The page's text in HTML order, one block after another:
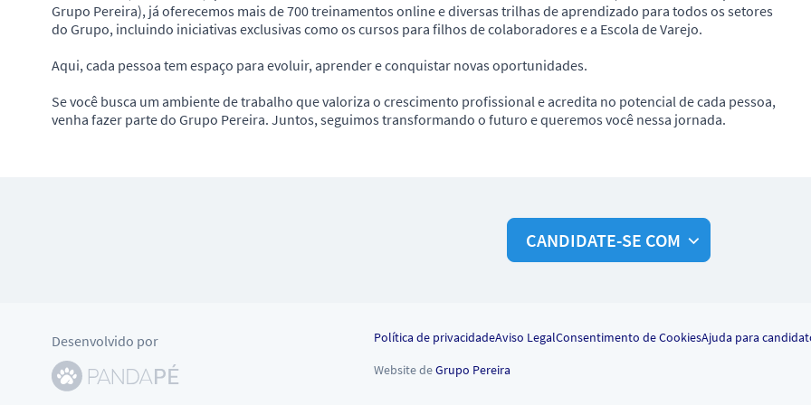
Grupo Pereira), já oferecemos mais de 700 treinamentos online e diversas trilhas de aprendizado para todos os setores
do Grupo, incluindo iniciativas exclusivas como os cursos para filhos de colaboradores e a Escola de Varejo.
Aqui, cada pessoa tem espaço para evoluir, aprender e conquistar novas oportunidades.
Se você busca um ambiente de trabalho que valoriza o crescimento profissional e acredita no potencial de cada pessoa,
venha fazer parte do Grupo Pereira. Juntos, seguimos transformando o futuro e queremos você nessa jornada.
CANDIDATE-SE COM
Política de privacidadeAviso LegalConsentimento de CookiesAjuda para
Website deGrupo Pereira
Desenvolvido por